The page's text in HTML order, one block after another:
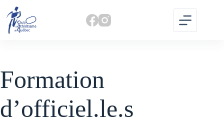
content
Formation
d’officiel.le.s